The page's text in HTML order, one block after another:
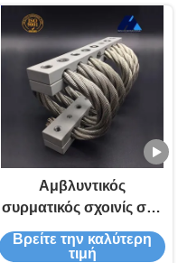
JGX-0160D-2.7A
Αμβλυντικός
συρματικός σχοινίς σοκ
Απομόνωση
σκαλωσιάς συμπιεστής
Βρείτε την καλύτερη
τιμή